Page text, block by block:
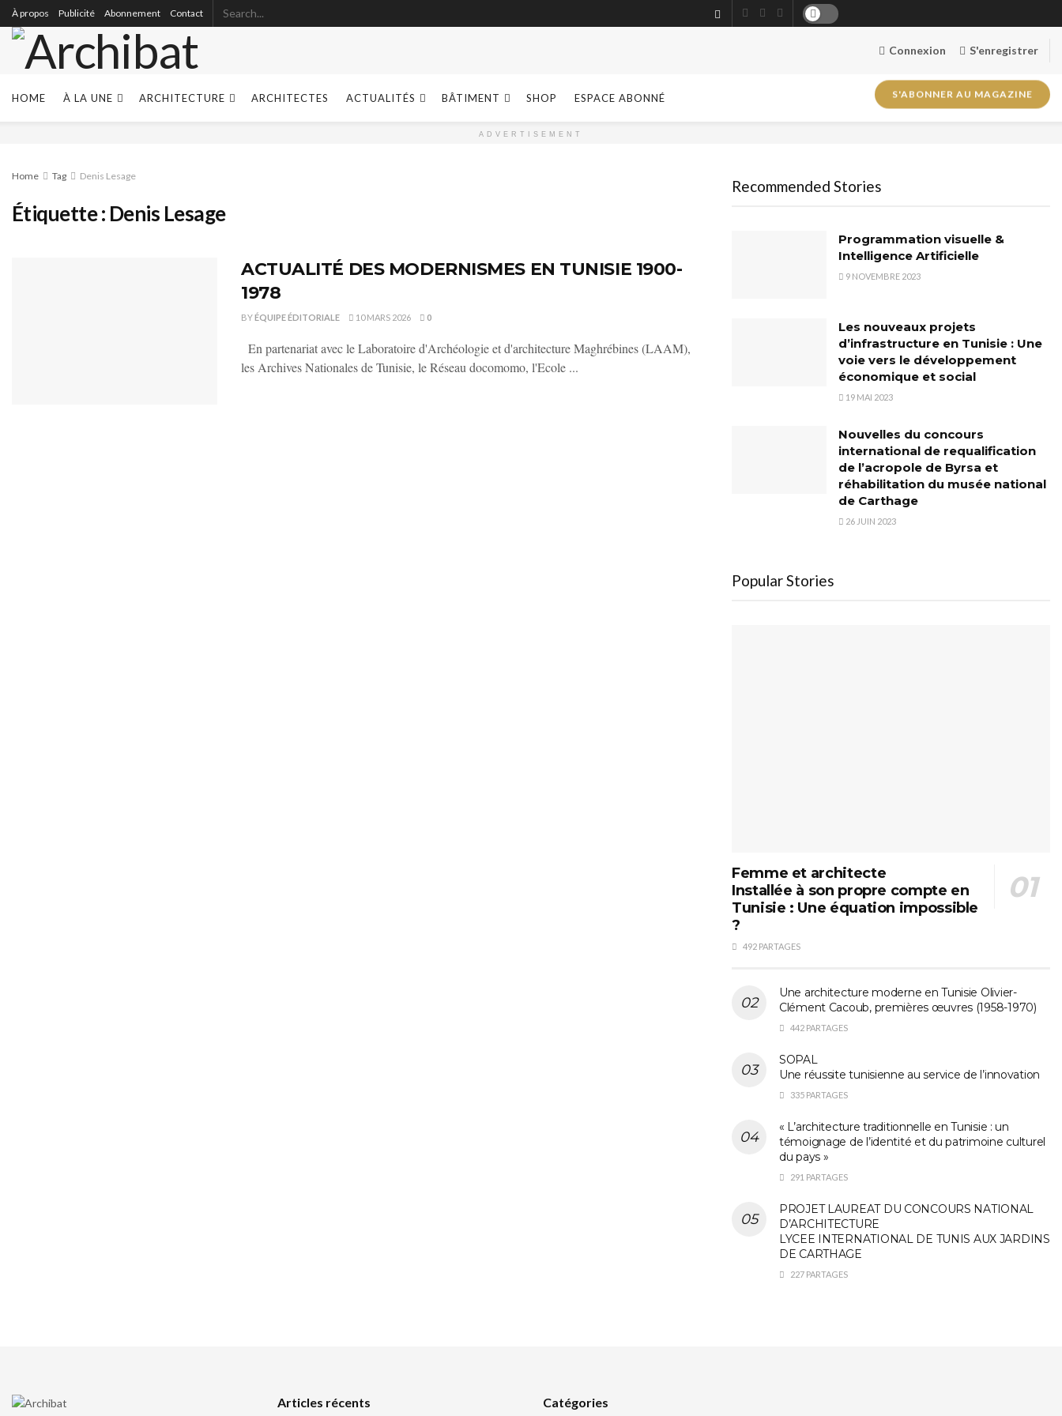
À propos Publicité Abonnement Contact
Connexion S'enregistrer
HOME À LA UNE ARCHITECTURE ARCHITECTES ACTUALITÉS BÂTIMENT SHOP ESPACE ABONNÉ S'ABONNER AU MAGAZINE
ADVERTISEMENT
Home Tag Denis Lesage
Étiquette : Denis Lesage
ACTUALITÉ DES MODERNISMES EN TUNISIE 1900-
1978
BYÉQUIPE ÉDITORIALE 10 MARS 2026 0
En partenariat avec le Laboratoire d'Archéologie et d'architecture Maghrébines (LAAM),
les Archives Nationales de Tunisie, le Réseau docomomo, l'Ecole ...
Recommended Stories
Programmation visuelle &
Intelligence Artificielle
9 NOVEMBRE 2023
Les nouveaux projets
d’infrastructure en Tunisie : Une
voie vers le développement
économique et social
19 MAI 2023
Nouvelles du concours
international de requalification
de l’acropole de Byrsa et
réhabilitation du musée national
de Carthage
26 JUIN 2023
Popular Stories
Femme et architecte
Installée à son propre compte en
Tunisie : Une équation impossible
?
492 PARTAGES
Une architecture moderne en Tunisie Olivier-
Clément Cacoub, premières œuvres (1958-1970)
442 PARTAGES
SOPAL
Une réussite tunisienne au service de l’innovation
335 PARTAGES
« L’architecture traditionnelle en Tunisie : un
témoignage de l’identité et du patrimoine culturel
du pays »
291 PARTAGES
PROJET LAUREAT DU CONCOURS NATIONAL
D’ARCHITECTURE
LYCEE INTERNATIONAL DE TUNIS AUX JARDINS
DE CARTHAGE
227 PARTAGES
Articles récents Catégories